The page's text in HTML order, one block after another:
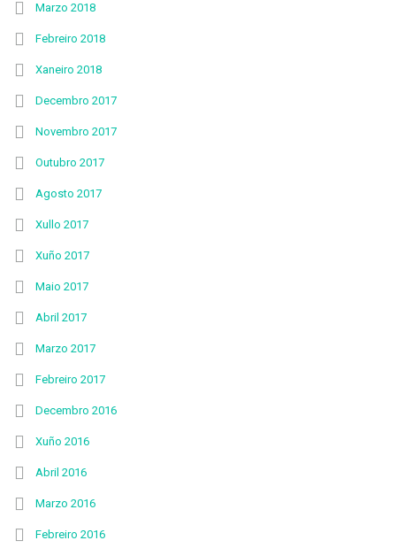
Marzo 2018
Febreiro 2018
Xaneiro 2018
Decembro 2017
Novembro 2017
Outubro 2017
Agosto 2017
Xullo 2017
Xuño 2017
Maio 2017
Abril 2017
Marzo 2017
Febreiro 2017
Decembro 2016
Xuño 2016
Abril 2016
Marzo 2016
Febreiro 2016